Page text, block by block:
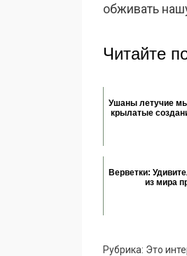
обживать
Читайте
Ушаны летучие
крылатые
Верветки:
из мира
Рубрика: Это